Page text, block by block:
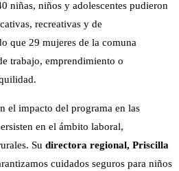
niñas, niños y adolescentes pudieron
recreativas y de
que 29 mujeres de la comuna
trabajo, emprendimiento o
el impacto del programa en las
en el ámbito laboral,
Su directora regional, Priscilla
cuidados seguros para niños